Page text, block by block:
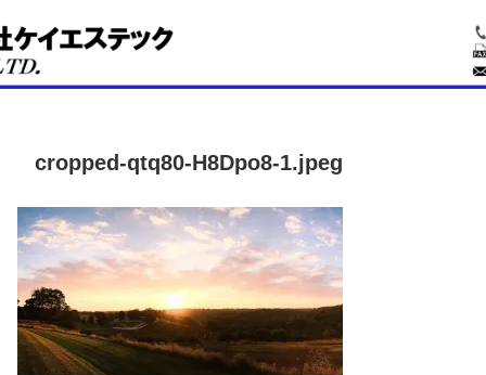
cropped-qtq80-H8Dpo8-1.jpeg